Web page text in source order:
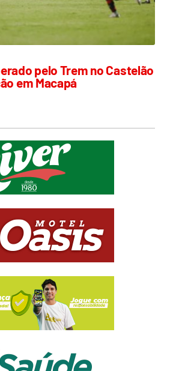
pelo Trem no Castelão
em Macapá